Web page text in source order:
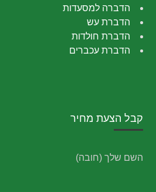
הדברה למסעדות
הדברת עש
הדברת חולדות
הדברת עכברים
קבל הצעת מחיר
השם שלך (חובה)